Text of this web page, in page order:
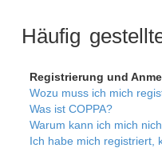
Häufig
Registrierung und
Wozu muss ich mich
Was ist COPPA?
Warum kann ich mich
Ich habe mich registriert,